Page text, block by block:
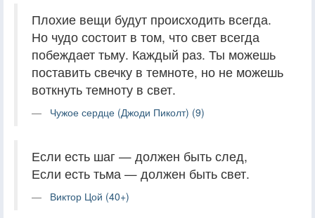
Плохие вещи будут происходить всегда.
Но чудо состоит в том, что свет всегда
побеждает тьму. Каждый раз. Ты можешь
поставить свечку в темноте, но не можешь
воткнуть темноту в свет.
Чужое сердце (Джоди Пиколт) (9)
Если есть шаг — должен быть след,
Если есть тьма — должен быть свет.
Виктор Цой (40+)